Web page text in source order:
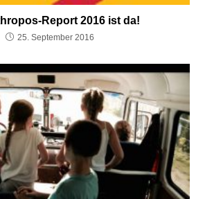
Report 2016 ist da!
25. September 2016